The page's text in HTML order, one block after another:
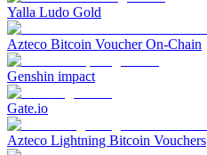
Yalla Ludo Gold
Azteco Bitcoin Voucher On-Chain
Genshin impact
Gate.io
Azteco Lightning Bitcoin Vouchers